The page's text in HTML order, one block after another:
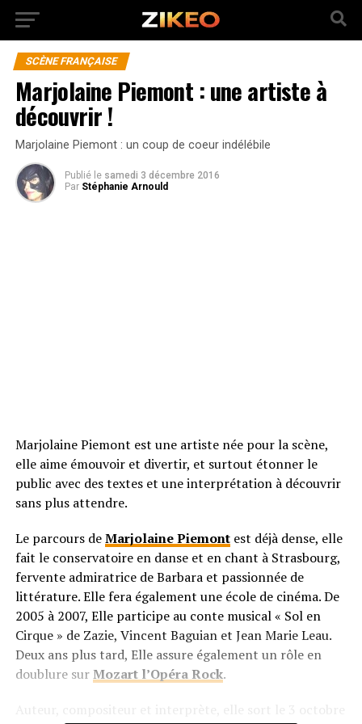
SCÈNE FRANÇAISE
Marjolaine Piemont : une artiste à
découvrir !
Marjolaine Piemont : un coup de coeur indélébile
Publié le samedi 3 décembre 2016
Par Stéphanie Arnould
Marjolaine Piemont est une artiste née pour la scène,
elle aime émouvoir et divertir, et surtout étonner le
public avec des textes et une interprétation à découvrir
sans plus attendre.
Le parcours deMarjolaine Piemontest déjà dense, elle
fait le conservatoire en danse et en chant à Strasbourg,
fervente admiratrice de Barbara et passionnée de
littérature. Elle fera également une école de cinéma. De
2005 à 2007, Elle participe au conte musical « Sol en
Cirque » de Zazie, Vincent Baguian et Jean Marie Leau.
Deux ans plus tard, Elle assure également un rôle en
doublure surMozart l’Opéra Rock.